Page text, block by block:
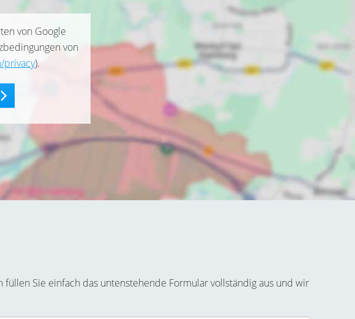
von Google
von
privacy).
Sie einfach das untenstehende Formular vollständig aus und wir